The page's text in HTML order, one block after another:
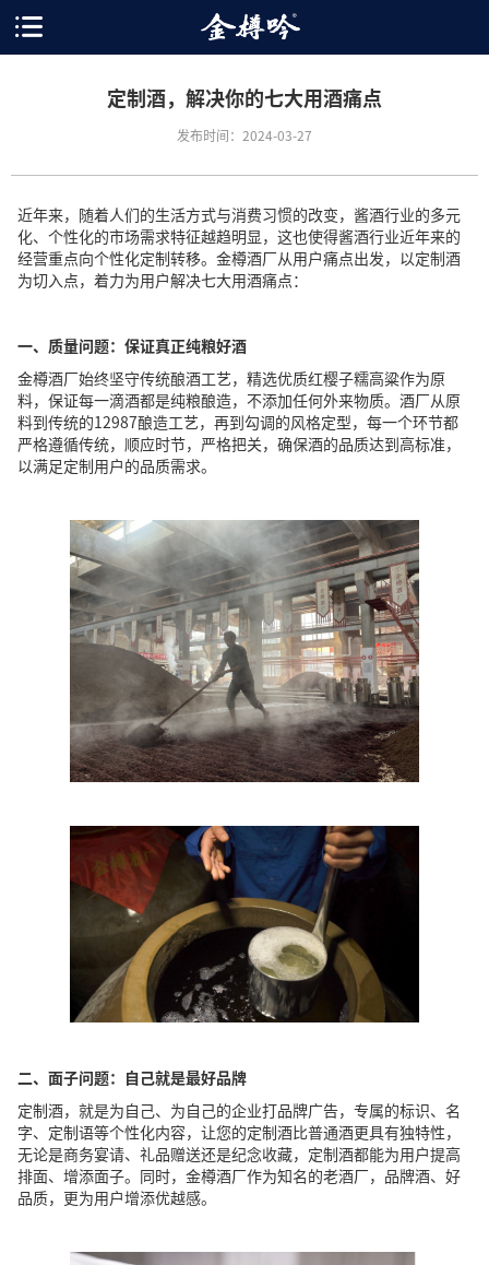
定制酒，解决你的七大用酒痛点
发布时间：2024-03-27
近年来，随着人们的生活方式与消费习惯的改变，酱酒行业的多元
化、个性化的市场需求特征越趋明显，这也使得酱酒行业近年来的
经营重点向个性化定制转移。金樽酒厂从用户痛点出发，以定制酒
为切入点，着力为用户解决七大用酒痛点：
一、质量问题：保证真正纯粮好酒
金樽酒厂始终坚守传统酿酒工艺，精选优质红樱子糯高粱作为原
料，保证每一滴酒都是纯粮酿造，不添加任何外来物质。酒厂从原
料到传统的12987酿造工艺，再到勾调的风格定型，每一个环节都
严格遵循传统，顺应时节，严格把关，确保酒的品质达到高标准，
以满足定制用户的品质需求。
二、面子问题：自己就是最好品牌
定制酒，就是为自己、为自己的企业打品牌广告，专属的标识、名
字、定制语等个性化内容，让您的定制酒比普通酒更具有独特性，
无论是商务宴请、礼品赠送还是纪念收藏，定制酒都能为用户提高
排面、增添面子。同时，金樽酒厂作为知名的老酒厂，品牌酒、好
品质，更为用户增添优越感。